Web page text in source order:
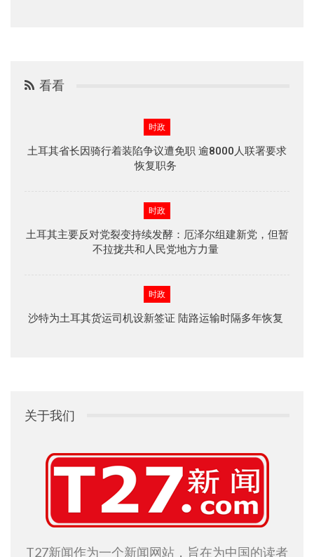
看看
时政
土耳其省长因骑行着装陷争议遭免职 逾8000人联署要求
恢复职务
时政
土耳其主要反对党裂变持续发酵：厄泽尔组建新党，但暂
不拉拢共和人民党地方力量
时政
沙特为土耳其货运司机设新签证 陆路运输时隔多年恢复
关于我们
T27新闻作为一个新闻网站，旨在为中国的读者